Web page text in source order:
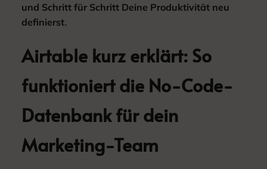
und Schritt für Schritt Deine Produktivität neu
definierst.
Airtable kurz erklärt: So
funktioniert die No-Code-
Datenbank für dein
Marketing-Team